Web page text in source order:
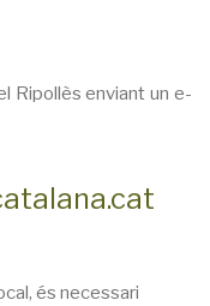
Ripollès enviant un e-
és necessari